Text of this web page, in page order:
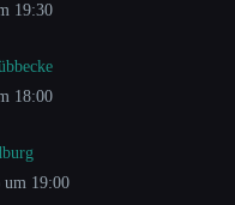
19:30
18:00
um 19:00